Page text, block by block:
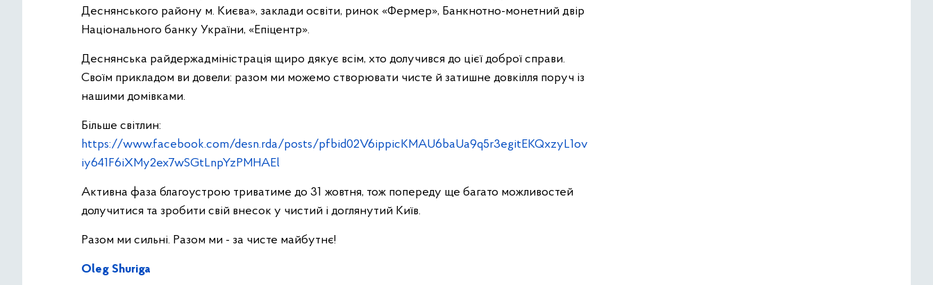
Деснянського району м. Києва», заклади освіти, ринок «Фермер», Банкнотно-монетний двір
Національного банку України, «Епіцентр».
Деснянська райдержадміністрація щиро дякує всім, хто долучився до цієї доброї справи.
Своїм прикладом ви довели: разом ми можемо створювати чисте й затишне довкілля поруч із
нашими домівками.
Більше світлин:
https://www.facebook.com/desn.rda/posts/pfbid02V6ippicKMAU6baUa9q5r3egitEKQxzyL1ov
iy641F6iXMy2ex7wSGtLnpYzPMHAEl
Активна фаза благоустрою триватиме до 31 жовтня, тож попереду ще багато можливостей
долучитися та зробити свій внесок у чистий і доглянутий Київ.
Разом ми сильні. Разом ми - за чисте майбутнє!
Oleg Shuriga